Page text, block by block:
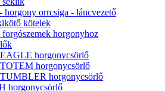
horgony orrcsiga - láncvezető
kötelek
forgószemek horgonyhoz
horgonycsörlő
horgonycsörlő
horgonycsörlő
horgonycsörlő